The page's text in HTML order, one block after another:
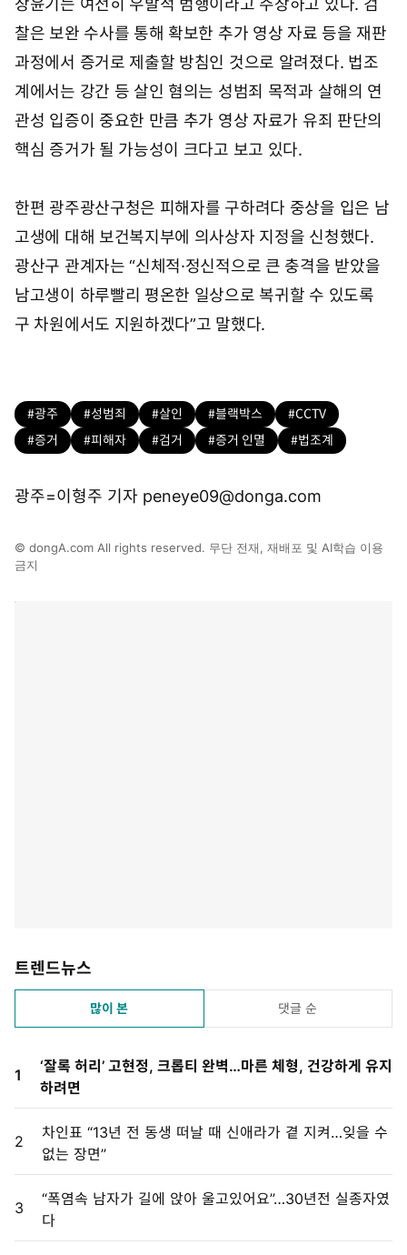
장윤기는 여전히 우발적 범행이라고 주장하고 있다. 검
찰은 보완 수사를 통해 확보한 추가 영상 자료 등을 재판
과정에서 증거로 제출할 방침인 것으로 알려졌다. 법조
계에서는 강간 등 살인 혐의는 성범죄 목적과 살해의 연
관성 입증이 중요한 만큼 추가 영상 자료가 유죄 판단의
핵심 증거가 될 가능성이 크다고 보고 있다.
한편 광주광산구청은 피해자를 구하려다 중상을 입은 남
고생에 대해 보건복지부에 의사상자 지정을 신청했다.
광산구 관계자는 “신체적·정신적으로 큰 충격을 받았을
남고생이 하루빨리 평온한 일상으로 복귀할 수 있도록
구 차원에서도 지원하겠다”고 말했다.
#광주 #성범죄 #살인 #블랙박스
#CCTV
#증거
#피해자 #검거 #증거 인멸 #법조계
광주=이형주 기자 peneye09@donga.com
© dongA.com All rights reserved. 무단 전재, 재배포 및 AI학습 이용
금지
트렌드뉴스
많이 본 댓글 순
1
‘잘록 허리’ 고현정, 크롭티 완벽…마른 체형, 건강하게 유지
하려면
2
차인표 “13년 전 동생 떠날 때 신애라가 곁 지켜…잊을 수
없는 장면”
3
“폭염속 남자가 길에 앉아 울고있어요”…30년전 실종자였
다